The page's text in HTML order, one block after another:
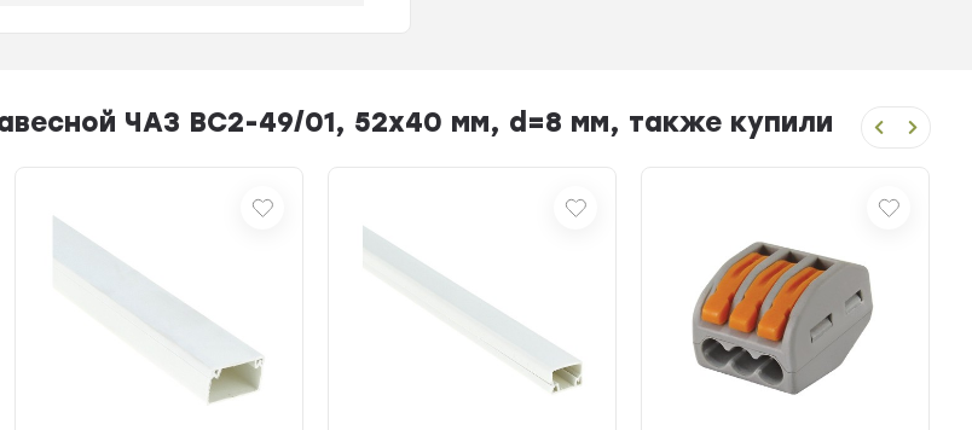
ЧАЗ ВС2-49/01, 52х40 мм, d=8 мм, также купили